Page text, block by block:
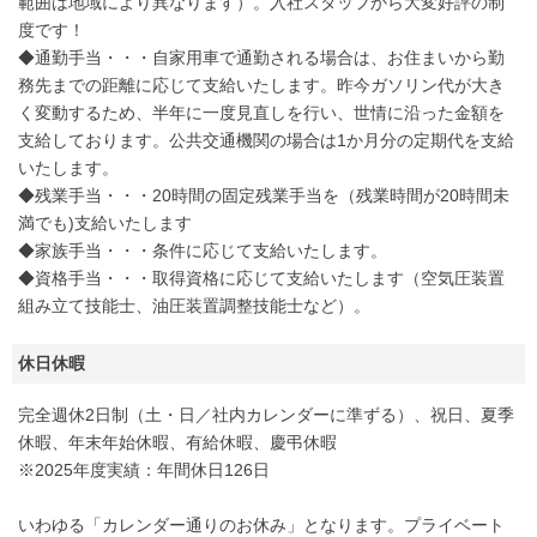
度です！
◆通勤手当・・・自家用車で通勤される場合は、お住まいから勤
務先までの距離に応じて支給いたします。昨今ガソリン代が大き
く変動するため、半年に一度見直しを行い、世情に沿った金額を
支給しております。公共交通機関の場合は1か月分の定期代を支給
いたします。
◆残業手当・・・20時間の固定残業手当を（残業時間が20時間未
満でも)支給いたします
◆家族手当・・・条件に応じて支給いたします。
◆資格手当・・・取得資格に応じて支給いたします（空気圧装置
組み立て技能士、油圧装置調整技能士など）。
休日休暇
完全週休2日制（土・日／社内カレンダーに準ずる）、祝日、夏季
休暇、年末年始休暇、有給休暇、慶弔休暇
※2025年度実績：年間休日126日
いわゆる「カレンダー通りのお休み」となります。プライベート